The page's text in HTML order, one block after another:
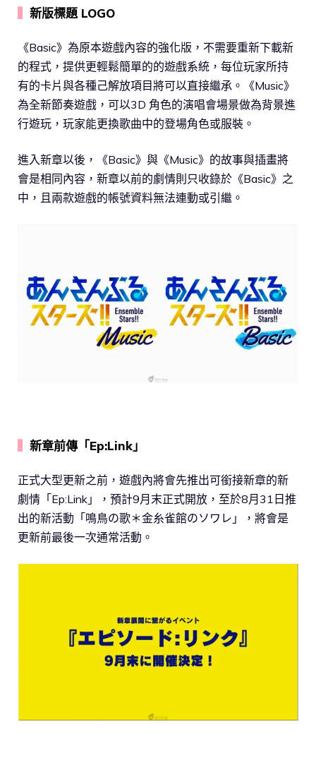
新版標題 LOGO
《Basic》為原本遊戲內容的強化版，不需要重新下載新
的程式，提供更輕鬆簡單的的遊戲系統，每位玩家所持
有的卡片與各種己解放項目將可以直接繼承。《Music》
為全新節奏遊戲，可以3D 角色的演唱會場景做為背景進
行遊玩，玩家能更換歌曲中的登場角色或服裝。
進入新章以後，《Basic》與《Music》的故事與插畫將
會是相同內容，新章以前的劇情則只收錄於《Basic》之
中，且兩款遊戲的帳號資料無法連動或引繼。
新章前傳「Ep:Link」
正式大型更新之前，遊戲內將會先推出可銜接新章的新
劇情「Ep:Link」，預計9月末正式開放，至於8月31日推
出的新活動「鳴鳥の歌＊金糸雀館のソワレ」，將會是
更新前最後一次通常活動。